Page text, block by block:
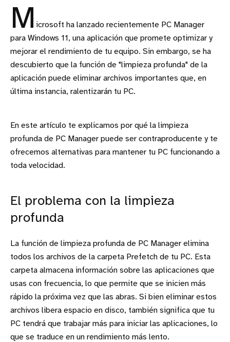
M icrosoft ha lanzado recientemente PC Manager
para Windows 11, una aplicación que promete optimizar y
mejorar el rendimiento de tu equipo. Sin embargo, se ha
descubierto que la función de "limpieza profunda" de la
aplicación puede eliminar archivos importantes que, en
última instancia, ralentizarán tu PC.
En este artículo te explicamos por qué la limpieza
profunda de PC Manager puede ser contraproducente y te
ofrecemos alternativas para mantener tu PC funcionando a
toda velocidad.
El problema con la limpieza
profunda
La función de limpieza profunda de PC Manager elimina
todos los archivos de la carpeta Prefetch de tu PC. Esta
carpeta almacena información sobre las aplicaciones que
usas con frecuencia, lo que permite que se inicien más
rápido la próxima vez que las abras. Si bien eliminar estos
archivos libera espacio en disco, también significa que tu
PC tendrá que trabajar más para iniciar las aplicaciones, lo
que se traduce en un rendimiento más lento.